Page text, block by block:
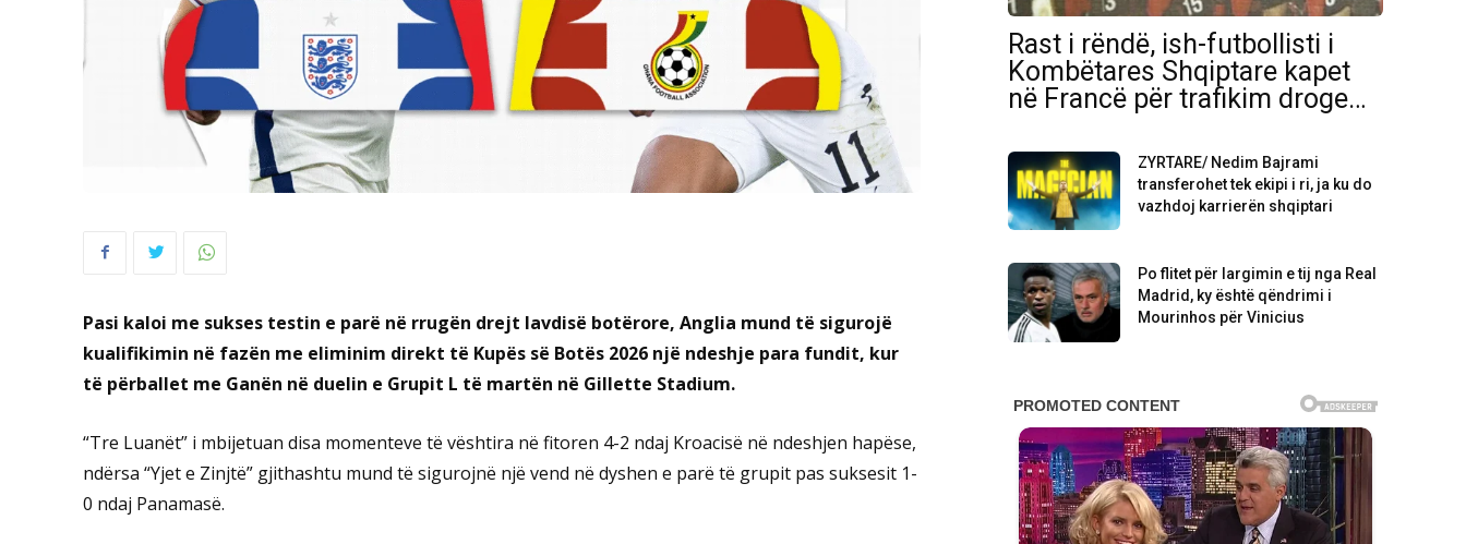
Pasi kaloi me sukses testin e parë në rrugën drejt lavdisë botërore, Anglia mund të sigurojë
kualifikimin në fazën me eliminim direkt të Kupës së Botës 2026 një ndeshje para fundit, kur
të përballet me Ganën në duelin e Grupit L të martën në Gillette Stadium.
“Tre Luanët” i mbijetuan disa momenteve të vështira në fitoren 4-2 ndaj Kroacisë në ndeshjen hapëse,
ndërsa “Yjet e Zinjtë” gjithashtu mund të sigurojnë një vend në dyshen e parë të grupit pas suksesit 1-
0 ndaj Panamasë.
Rast i rëndë, ish-futbollisti i
Kombëtares Shqiptare kapet
në Francë për trafikim droge…
ZYRTARE/ Nedim Bajrami
transferohet tek ekipi i ri, ja ku do
vazhdoj karrierën shqiptari
Po flitet për largimin e tij nga Real
Madrid, ky është qëndrimi i
Mourinhos për Vinicius